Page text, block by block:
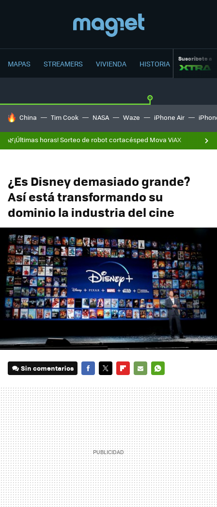
MAPAS STREAMERS VIVIENDA HISTORIA Suscríbete a
HOY SE HABLA DE
China Tim Cook NASA Waze iPhone Air
🌿¡Últimas horas! Sorteo de robot cortacésped Mova ViAX
¿Es Disney demasiado grande?
Así está transformando su
dominio la industria del cine
Sin comentarios
MAIL